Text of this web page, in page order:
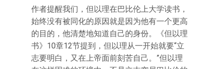
作者提醒我们，但以理在巴比伦上大学读书，
始终没有被同化的原因就是因为他有一个更高
的目的，他清楚地知道自己的身份。《但以理
书》10章12节提到，但以理从一开始就要“立
志要明白，又在上帝面前刻苦自己。”但以理